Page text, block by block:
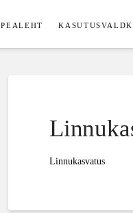
PEALEHT
Linnukasvatus